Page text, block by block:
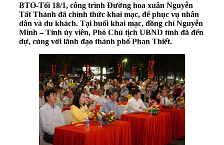
BTO-Tối 18/1, công trình Đường hoa xuân Nguyễn
Tất Thành đã chính thức khai mạc, để phục vụ nhân
dân và du khách. Tại buổi khai mạc, đồng chí Nguyễn
Minh – Tỉnh ủy viên, Phó Chủ tịch UBND tỉnh đã đến
dự, cùng với lãnh đạo thành phố Phan Thiết.